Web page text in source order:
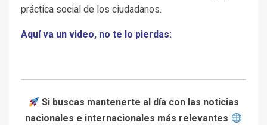
práctica social de los ciudadanos.
Aquí va un video, no te lo pierdas:
Si buscas mantenerte al día con las noticias
nacionales e internacionales más relevantes